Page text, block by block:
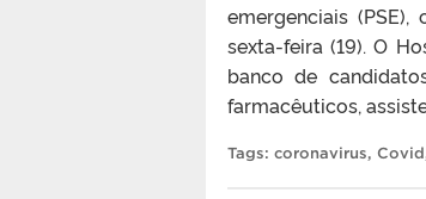
emergenciais
sexta-feira (19). O
banco de
farmacêuticos,
Tags: coronavirus, Covid